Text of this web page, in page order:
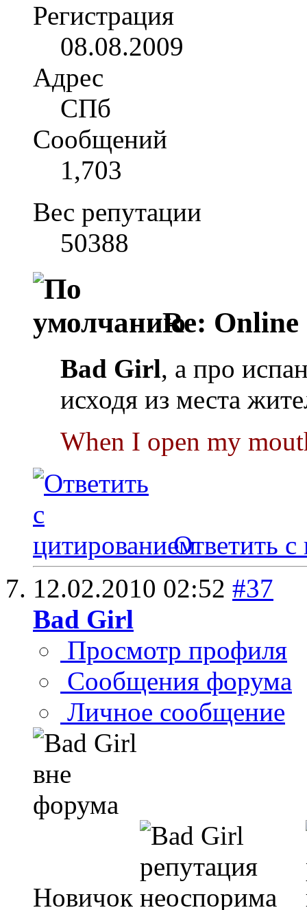
Регистрация
08.08.2009
Адрес
СПб
Сообщений
1,703
Вес репутации
50388
Re: Online
Bad Girl, а про
исходя из места
When I open my
Ответить с
12.02.2010 02:52 #37
Bad Girl
Просмотр профиля
Сообщения форума
Личное сообщение
Новичок